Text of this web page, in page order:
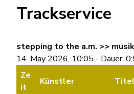
Trackservice
stepping to the a.m. >>
14. May 2026, 10:05 - Dauer:
Ze
it
Künstler Titel